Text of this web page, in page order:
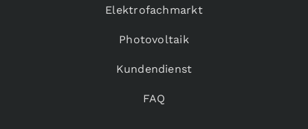
Elektrofachmarkt
Photovoltaik
Kundendienst
FAQ